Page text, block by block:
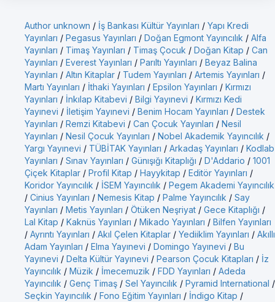
Author unknown / İş Bankası Kültür Yayınları / Yapı Kredi
Yayınları / Pegasus Yayınları / Doğan Egmont Yayıncılık / Alfa
Yayınları / Timaş Yayınları / Timaş Çocuk / Doğan Kitap / Can
Yayınları / Everest Yayınları / Parıltı Yayınları / Beyaz Balina
Yayınları / Altın Kitaplar / Tudem Yayınları / Artemis Yayınları /
Martı Yayınları / İthaki Yayınları / Epsilon Yayınları / Kırmızı
Yayınları / İnkılap Kitabevi / Bilgi Yayınevi / Kırmızı Kedi
Yayınevi / İletişim Yayınevi / Benim Hocam Yayınları / Destek
Yayınları / Remzi Kitabevi / Can Çocuk Yayınları / Nesil
Yayınları / Nesil Çocuk Yayınları / Nobel Akademik Yayıncılık /
Yargı Yayınevi / TÜBİTAK Yayınları / Arkadaş Yayınları / Kodlab
Yayınları / Sınav Yayınları / Günışığı Kitaplığı / D'Addario / 1001
Çiçek Kitaplar / Profil Kitap / Hayykitap / Editör Yayınları /
Koridor Yayıncılık / İSEM Yayıncılık / Pegem Akademi Yayıncılık
/ Cinius Yayınları / Nemesis Kitap / Palme Yayıncılık / Say
Yayınları / Metis Yayınları / Ötüken Neşriyat / Gece Kitaplığı /
Lal Kitap / Kaknüs Yayınları / Mikado Yayınları / Bilfen Yayınları
/ Ayrıntı Yayınları / Akıl Çelen Kitaplar / Yediiklim Yayınları / Akıllı
Adam Yayınları / Elma Yayınevi / Domingo Yayınevi / Bu
Yayınevi / Delta Kültür Yayınevi / Pearson Çocuk Kitapları / İz
Yayıncılık / Müzik / İmecemuzik / FDD Yayınları / Adeda
Yayıncılık / Genç Timaş / Sel Yayıncılık / Pyramid International /
Seçkin Yayıncılık / Fono Eğitim Yayınları / İndigo Kitap /